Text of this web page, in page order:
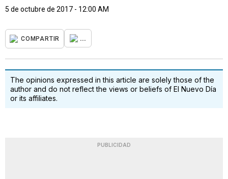
5 de octubre de 2017 - 12:00 AM
COMPARTIR ...
The opinions expressed in this article are solely those of the
author and do not reflect the views or beliefs of El Nuevo Día
or its affiliates.
PUBLICIDAD